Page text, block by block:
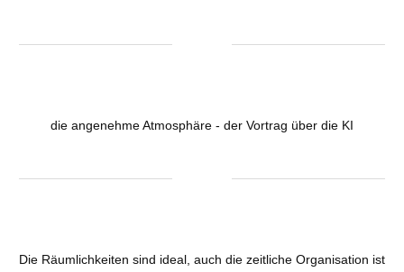
die angenehme Atmosphäre - der Vortrag über die KI
Die Räumlichkeiten sind ideal, auch die zeitliche Organisation ist